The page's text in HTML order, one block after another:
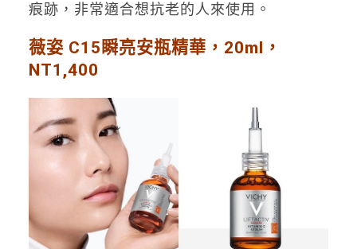
痕跡，非常適合想抗老的人來使用。
薇姿 C15瞬亮安瓶精華，20ml，
NT1,400